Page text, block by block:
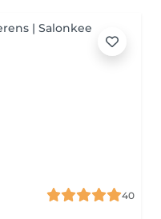
40